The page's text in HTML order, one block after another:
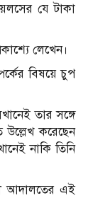
যে টাকা
লেখেন।
বিষয়ে চুপ
তার সঙ্গে
উল্লেখ করেছেন
নাকি তিনি
আদালতের এই